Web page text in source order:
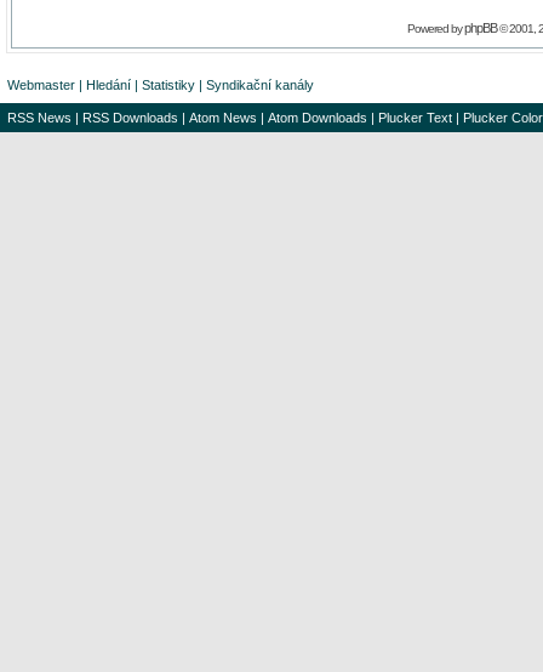
Powered byphpBB© 2001,
Webmaster | Hledání | Statistiky | Syndikační kanály
RSS News | RSS Downloads | Atom News | Atom Downloads | Plucker Text | Plucker Color